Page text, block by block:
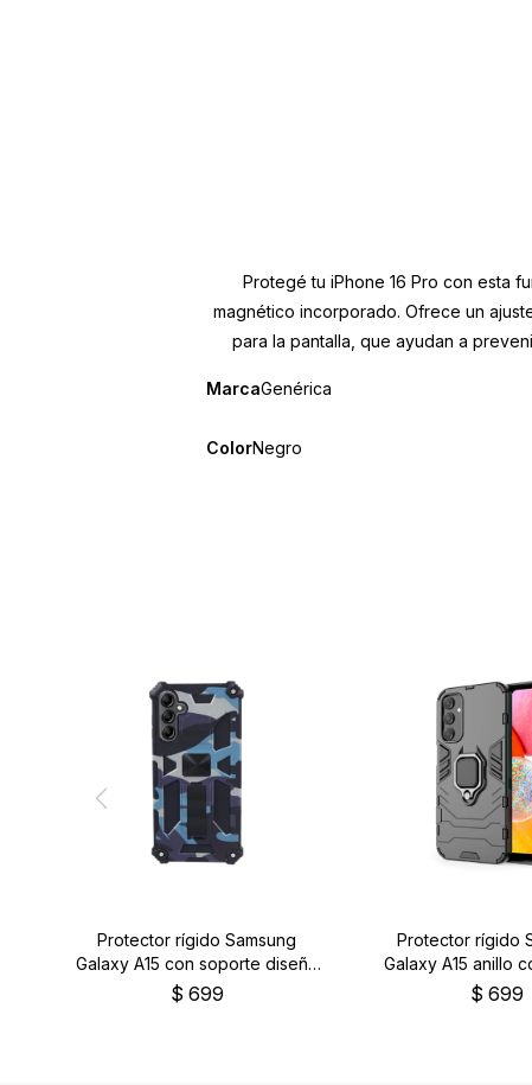
Protegé tu iPhone 16 Pro con esta
magnético incorporado. Ofrece un
para la pantalla, que ayudan a
MarcaGenérica
ColorNegro
Protector rígido Samsung
Galaxy A15 con soporte diseño
camuflado
$ 699
Protector rígido
Galaxy A15 anillo
$ 699